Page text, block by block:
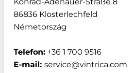
86836 Klosterlechfeld
Németország
Telefon: +36 1 700 9516
E-mail: service@vintrica.com